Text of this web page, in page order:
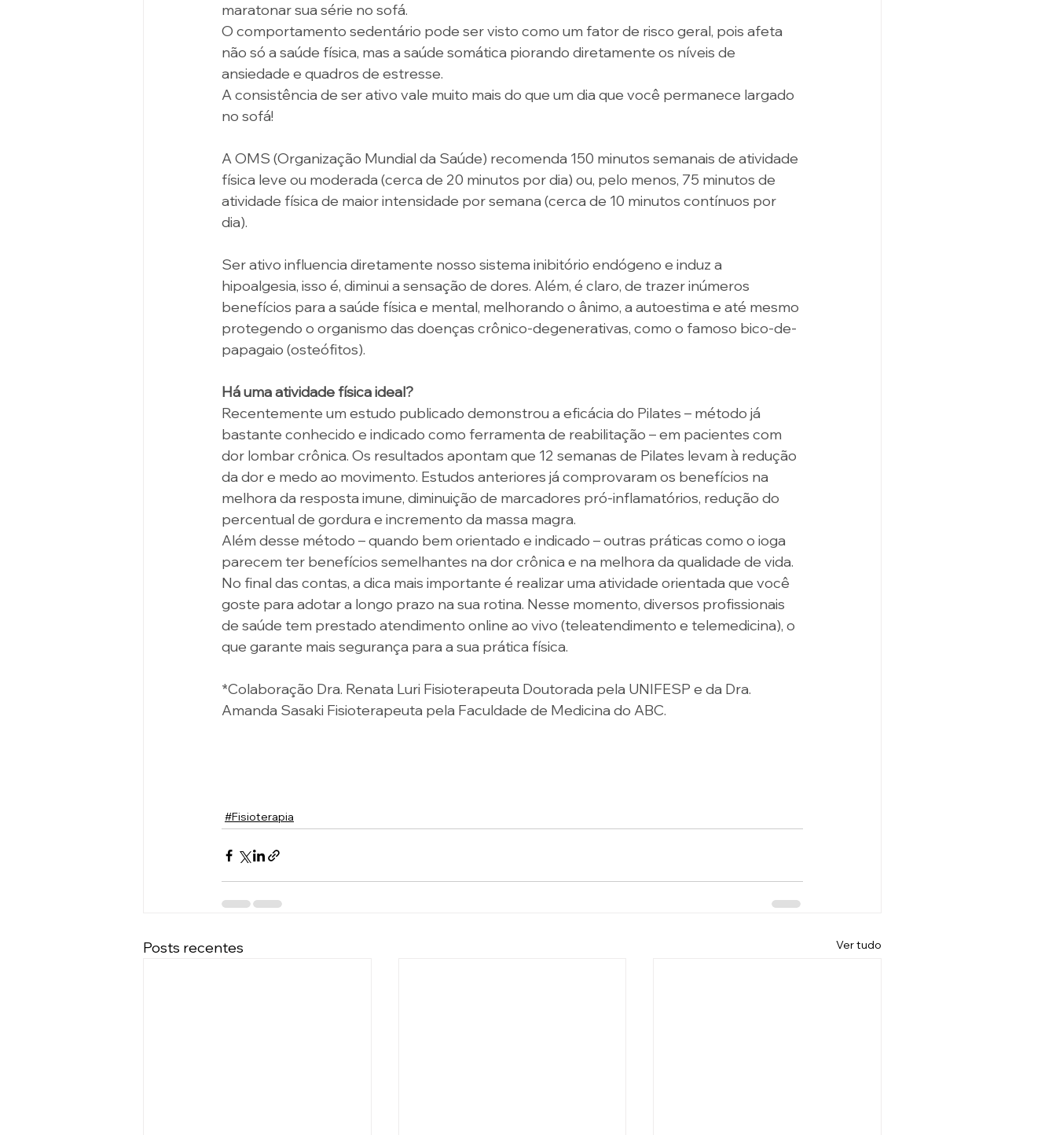
maratonar sua série no sofá.
O comportamento sedentário pode ser visto como um fator de risco geral, pois afeta
não só a saúde física, mas a saúde somática piorando diretamente os níveis de
ansiedade e quadros de estresse.
A consistência de ser ativo vale muito mais do que um dia que você permanece largado
no sofá!
A OMS (Organização Mundial da Saúde) recomenda 150 minutos semanais de atividade
física leve ou moderada (cerca de 20 minutos por dia) ou, pelo menos, 75 minutos de
atividade física de maior intensidade por semana (cerca de 10 minutos contínuos por
dia).
Ser ativo influencia diretamente nosso sistema inibitório endógeno e induz a
hipoalgesia, isso é, diminui a sensação de dores. Além, é claro, de trazer inúmeros
benefícios para a saúde física e mental, melhorando o ânimo, a autoestima e até mesmo
protegendo o organismo das doenças crônico-degenerativas, como o famoso bico-de-
papagaio (osteófitos).
Há uma atividade física ideal?
Recentemente um estudo publicado demonstrou a eficácia do Pilates – método já
bastante conhecido e indicado como ferramenta de reabilitação – em pacientes com
dor lombar crônica. Os resultados apontam que 12 semanas de Pilates levam à redução
da dor e medo ao movimento. Estudos anteriores já comprovaram os benefícios na
melhora da resposta imune, diminuição de marcadores pró-inflamatórios, redução do
percentual de gordura e incremento da massa magra.
Além desse método – quando bem orientado e indicado – outras práticas como o ioga
parecem ter benefícios semelhantes na dor crônica e na melhora da qualidade de vida.
No final das contas, a dica mais importante é realizar uma atividade orientada que você
goste para adotar a longo prazo na sua rotina. Nesse momento, diversos profissionais
de saúde tem prestado atendimento online ao vivo (teleatendimento e telemedicina), o
que garante mais segurança para a sua prática física.
*Colaboração Dra. Renata Luri Fisioterapeuta Doutorada pela UNIFESP e da Dra.
Amanda Sasaki Fisioterapeuta pela Faculdade de Medicina do ABC.
#Fisioterapia
Posts recentes Ver tudo